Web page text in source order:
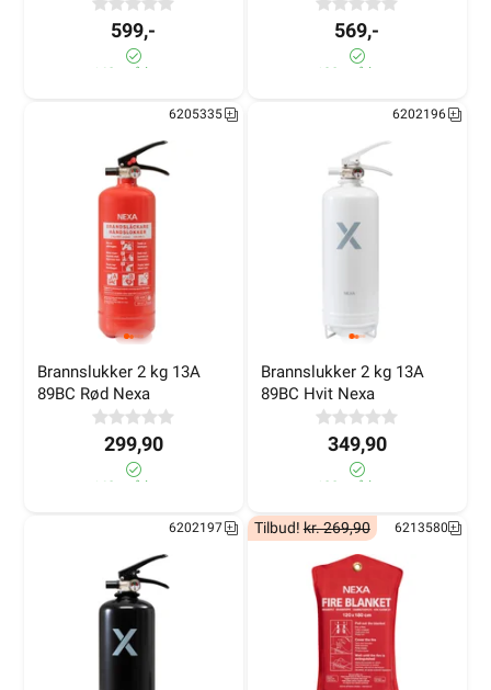
599,-
160+ på lager
569,-
190+ på lager
Brannslukker 2 kg 13A
89BC Rød Nexa
6205335
299,90
160± på lager
Brannslukker 2 kg 13A
89BC Hvit Nexa
6202196
349,90
100± på lager
6202197 Tilbud!kr. 269,90 6213580